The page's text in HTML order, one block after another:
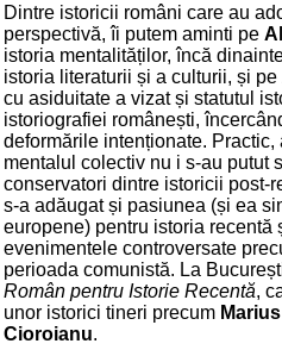
Dintre istoricii români care au
perspectivă, îi putem aminti pe
istoria mentalităților, încă
istoria literaturii și a culturii, și pe
cu asiduitate a vizat și statutul
istoriografiei românești,
deformările intenționate.
mentalul colectiv nu i s-au putut
conservatori dintre istoricii post-
s-a adăugat și pasiunea (și ea
europene) pentru istoria recentă
evenimentele controversate
perioada comunistă. La
Român pentru Istorie Recentă,
unor istorici tineri precum
Cioroianu.